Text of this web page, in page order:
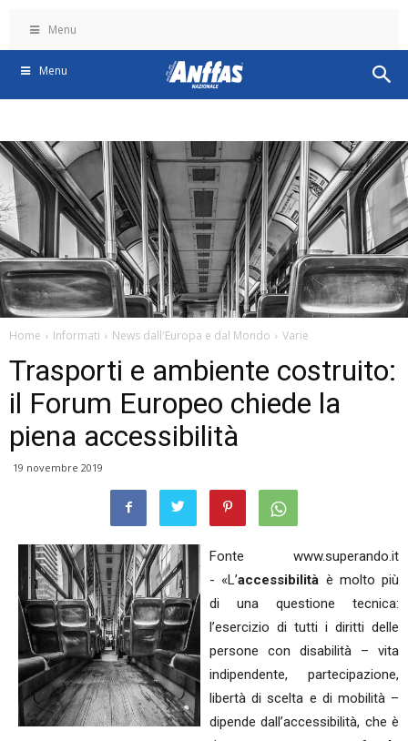
Menu
Menu
Home Informati News dall'Europa e dal Mondo Varie
Trasporti e ambiente costruito:
il Forum Europeo chiede la
piena accessibilità
19 novembre 2019
Fonte www.superando.it
- «L’accessibilità è molto più
di una questione tecnica:
l’esercizio di tutti i diritti delle
persone con disabilità – vita
indipendente, partecipazione,
libertà di scelta e di mobilità –
dipende dall’accessibilità, che è